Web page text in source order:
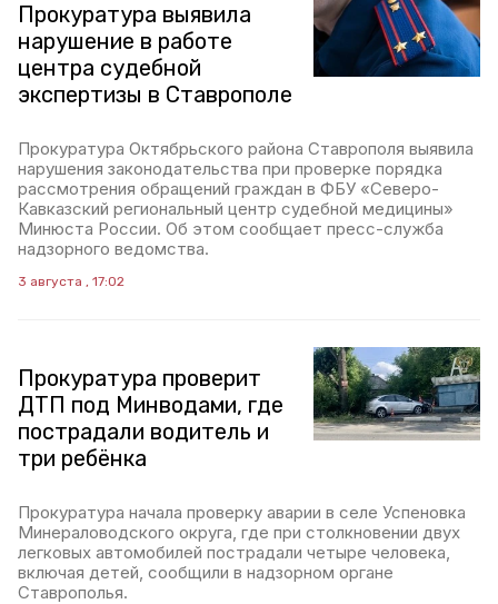
Прокуратура выявила
нарушение в работе
центра судебной
экспертизы в Ставрополе
Прокуратура Октябрьского района Ставрополя выявила
нарушения законодательства при проверке порядка
рассмотрения обращений граждан в ФБУ «Северо-
Кавказский региональный центр судебной медицины»
Минюста России. Об этом сообщает пресс-служба
надзорного ведомства.
3 августа , 17:02
Прокуратура проверит
ДТП под Минводами, где
пострадали водитель и
три ребёнка
Прокуратура начала проверку аварии в селе Успеновка
Минераловодского округа, где при столкновении двух
легковых автомобилей пострадали четыре человека,
включая детей, сообщили в надзорном органе
Ставрополья.